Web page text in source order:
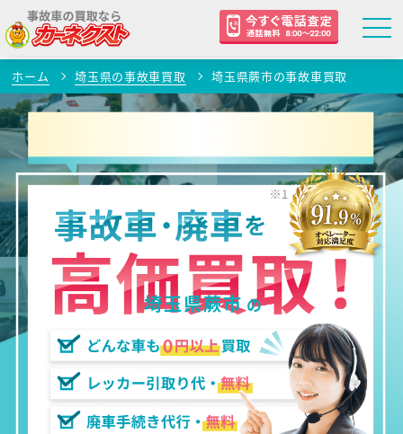
ホーム 埼玉県の事故車買取 埼玉県蕨市の事故車買取
埼玉県蕨市 の